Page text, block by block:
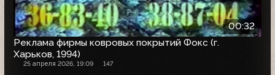
00:32
Реклама фирмы ковровых покрытий Фокс (г.
Харьков, 1994)
25 апреля 2026, 19:09 147